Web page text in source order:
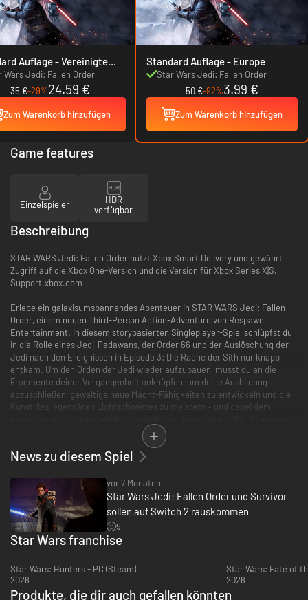
- Vereinigte
Wars Jedi: Fallen Order
35 €-29%24.59 €
Zum Warenkorb hinzufügen
Standard Auflage - Europe
Star Wars Jedi: Fallen Order
50 €-92%3.99 €
Zum Warenkorb hinzufügen
Game features
Einzelspieler
HDR
verfügbar
Beschreibung
STAR WARS Jedi: Fallen Order nutzt Xbox Smart Delivery und gewährt
Zugriff auf die Xbox One-Version und die Version für Xbox Series X|S.
Support.xbox.com
Erlebe ein galaxisumspannendes Abenteuer in STAR WARS Jedi: Fallen
Order, einem neuen Third-Person Action-Adventure von Respawn
Entertainment. In diesem storybasierten Singleplayer-Spiel schlüpfst du
in die Rolle eines Jedi-Padawans, der Order 66 und der Auslöschung der
Jedi nach den Ereignissen in Episode 3: Die Rache der Sith nur knapp
entkam. Um den Orden der Jedi wieder aufzubauen, musst du an die
Fragmente deiner Vergangenheit anknüpfen, um deine Ausbildung
abzuschließen, gewaltige neue Macht-Fähigkeiten zu entwickeln und die
Kunst des legendären Lichtschwertes zu meistern – und dabei dem
Während du deine Fähigkeiten entwickelst, erwarten dich filmisch
Lichtschwert-Schlachten aus den STAR WARS-Filmen entspricht. Als
Spieler musst du dich deinen Gegnern strategisch nähern, Stärken und
Schwächen abschätzen und deine Jedi-Ausbildung geschickt einsetzen,
um sie zu bezwingen und die Geheimnisse zu lüften, auf die du im Laufe
deiner Reise stößt.
Ausrüstungsobjekte und Gegner wiedererkennen und dürfen sich
außerdem auf zahlreiche frische Charaktere, Schauplätze, Kreaturen,
Droiden und Widersacher freuen, die neu in STAR WARS sind. Im Rahmen
News zu diesem Spiel
vor 7 Monaten
Star Wars Jedi: Fallen Order und Survivor
sollen auf Switch 2 rauskommen
5
Star Wars franchise
Star Wars: Hunters - PC (Steam)
2026
Star Wars: Fate of
2026
Produkte, die dir auch gefallen könnten